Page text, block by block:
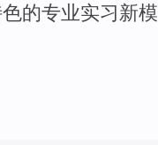
的专业实习新